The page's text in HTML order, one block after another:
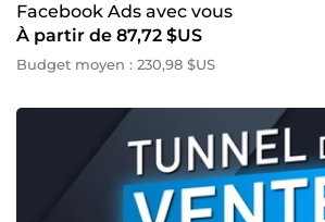
Facebook Ads avec vous
À partir de 87,72 $US
Budget moyen : 230,98 $US